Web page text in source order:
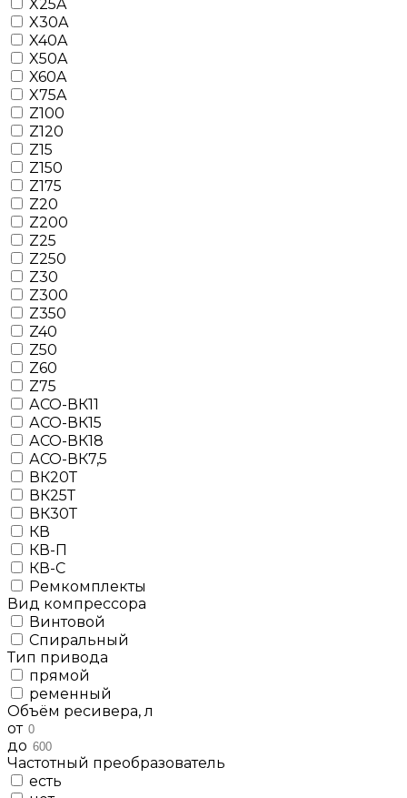
X25A
X30A
X40A
X50A
X60A
X75A
Z100
Z120
Z15
Z150
Z175
Z20
Z200
Z25
Z250
Z30
Z300
Z350
Z40
Z50
Z60
Z75
АСО-ВК11
АСО-ВК15
АСО-ВК18
АСО-ВК7,5
ВК20Т
ВК25Т
ВК30Т
КВ
КВ-П
КВ-С
Ремкомплекты
Вид компрессора
Винтовой
Спиральный
Тип привода
прямой
ременный
Объём ресивера, л
от
до
Частотный преобразователь
есть